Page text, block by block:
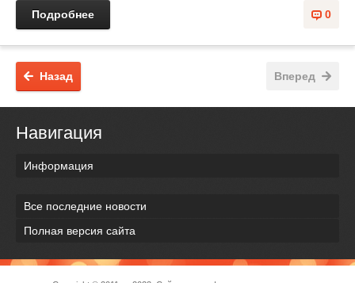
0
Подробнее
Вперед
Назад
Навигация
Информация
Все последние новости
Полная версия сайта